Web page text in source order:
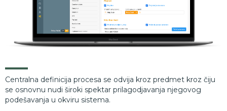
Centralna definicija procesa se odvija kroz predmet kroz čiju
se osnovnu nudi široki spektar prilagodjavanja njegovog
podešavanja u okviru sistema.